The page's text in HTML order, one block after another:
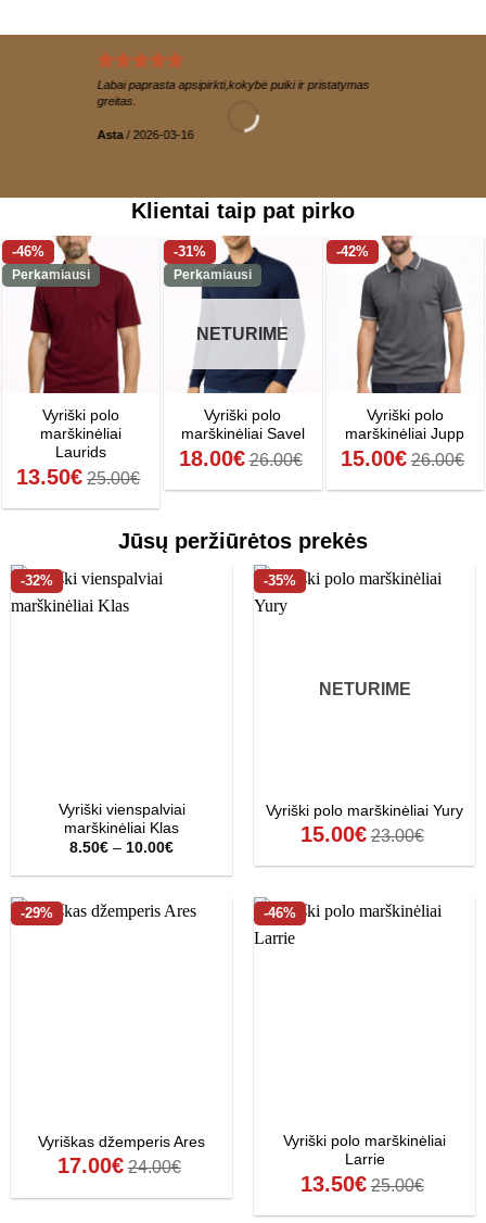
Labai paprasta apsipirkti,kokybė puiki ir pristatymas
greitas.
Asta / 2026-03-16
Klientai taip pat pirko
-46%
Perkamiausi
Vyriški polo
marškinėliai
Laurids
13.50€ 25.00€
-31%
Perkamiausi
NETURIME
Vyriški polo
marškinėliai Savel
18.00€ 26.00€
-42%
Vyriški polo
marškinėliai Jupp
15.00€ 26.00€
Jūsų peržiūrėtos prekės
-32%
Vyriški vienspalviai
marškinėliai Klas
8.50€ – 10.00€Price
8.50€
-35%
NETURIME
Vyriški polo marškinėliai Yury
15.00€ 23.00€
-29%
Vyriškas džemperis Ares
17.00€ 24.00€
-46%
Vyriški polo marškinėliai
Larrie
13.50€ 25.00€